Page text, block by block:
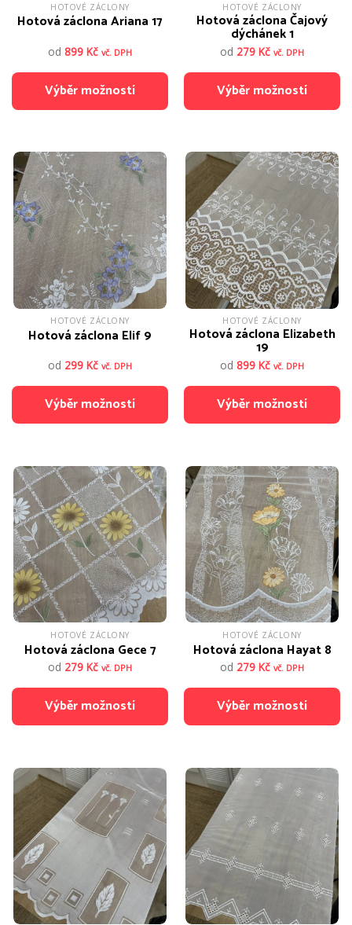
HOTOVÉ ZÁCLONY
Hotová záclona Ariana 17
od 899 Kč vč. DPH
Výběr možností
má
variant.
Možnosti
lze
vybrat
na
stránce
produktu
HOTOVÉ ZÁCLONY
Hotová záclona Čajový
dýchánek 1
od 279 Kč vč. DPH
Výběr možností
má
více
variant.
Možnosti
lze
vybrat
na
stránce
produktu
HOTOVÉ ZÁCLONY
Hotová záclona Elif 9
od 299 Kč vč. DPH
Výběr možností
má
více
variant.
Možnosti
lze
vybrat
na
stránce
produktu
HOTOVÉ ZÁCLONY
Hotová záclona Elizabeth
19
od 899 Kč vč. DPH
Výběr možností
má
více
variant.
Možnosti
lze
vybrat
na
stránce
produktu
HOTOVÉ ZÁCLONY
Hotová záclona Gece 7
od 279 Kč vč. DPH
Výběr možností
má
více
variant.
Možnosti
lze
stránce
produktu
HOTOVÉ ZÁCLONY
Hotová záclona Hayat 8
od 279 Kč vč. DPH
Výběr možností
má
více
variant.
Možnosti
lze
na
stránce